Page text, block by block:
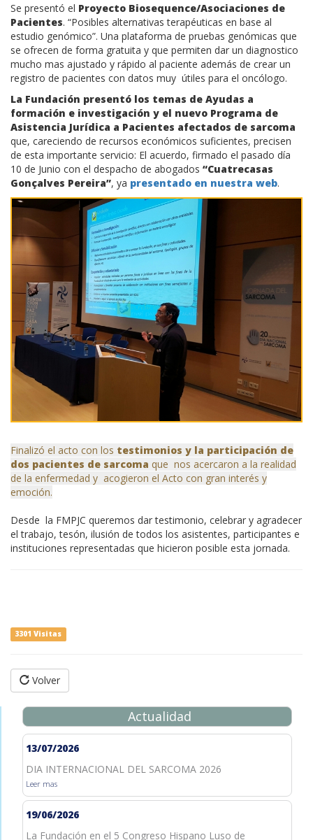
Se presentó el Proyecto Biosequence/Asociaciones de
Pacientes. “Posibles alternativas terapéuticas en base al
estudio genómico”. Una plataforma de pruebas genómicas que
se ofrecen de forma gratuita y que permiten dar un diagnostico
mucho mas ajustado y rápido al paciente además de crear un
registro de pacientes con datos muy útiles para el oncólogo.
La Fundación presentó los temas de Ayudas a
formación e investigación y el nuevo Programa de
Asistencia Jurídica a Pacientes afectados de sarcoma
que, careciendo de recursos económicos suficientes, precisen
de esta importante servicio: El acuerdo, firmado el pasado día
10 de Junio con el despacho de abogados “Cuatrecasas
Gonçalves Pereira”, ya presentado en nuestra web.
Finalizó el acto con los testimonios y la participación de
dos pacientes de sarcoma que nos acercaron a la realidad
de la enfermedad y acogieron el Acto con gran interés y
emoción.
Desde la FMPJC queremos dar testimonio, celebrar y agradecer
el trabajo, tesón, ilusión de todos los asistentes, participantes e
instituciones representadas que hicieron posible esta jornada.
3301 Visitas
Volver
Actualidad
13/07/2026
DIA INTERNACIONAL DEL SARCOMA 2026
Leer mas
19/06/2026
La Fundación en el 5 Congreso Hispano Luso de